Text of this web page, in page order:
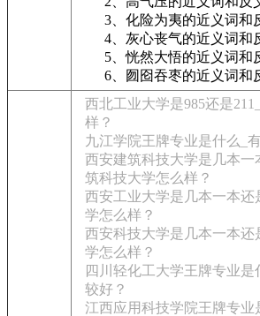
3、化险为夷的近义词和
4、灰心丧气的近义词和
5、恍然大悟的近义词和
6、囫囵吞枣的近义词和
西北工业大学是985还是
样？
九江学院王牌专业是什么_
西安建筑科技大学是几本一
筑科技大学怎么样？
西安工业大学是几本一本还
学怎么样？
西安科技大学是几本一本还
学怎么样？
四川轻化工大学王牌专业是
较好？
江西应用科技学院王牌专业